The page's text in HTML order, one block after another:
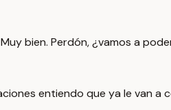
bien. Perdón, ¿vamos a
entiendo que ya le van